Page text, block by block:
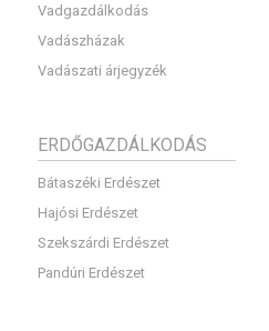
Vadgazdálkodás
Vadászházak
Vadászati árjegyzék
ERDŐGAZDÁLKODÁS
Bátaszéki Erdészet
Hajósi Erdészet
Szekszárdi Erdészet
Pandúri Erdészet